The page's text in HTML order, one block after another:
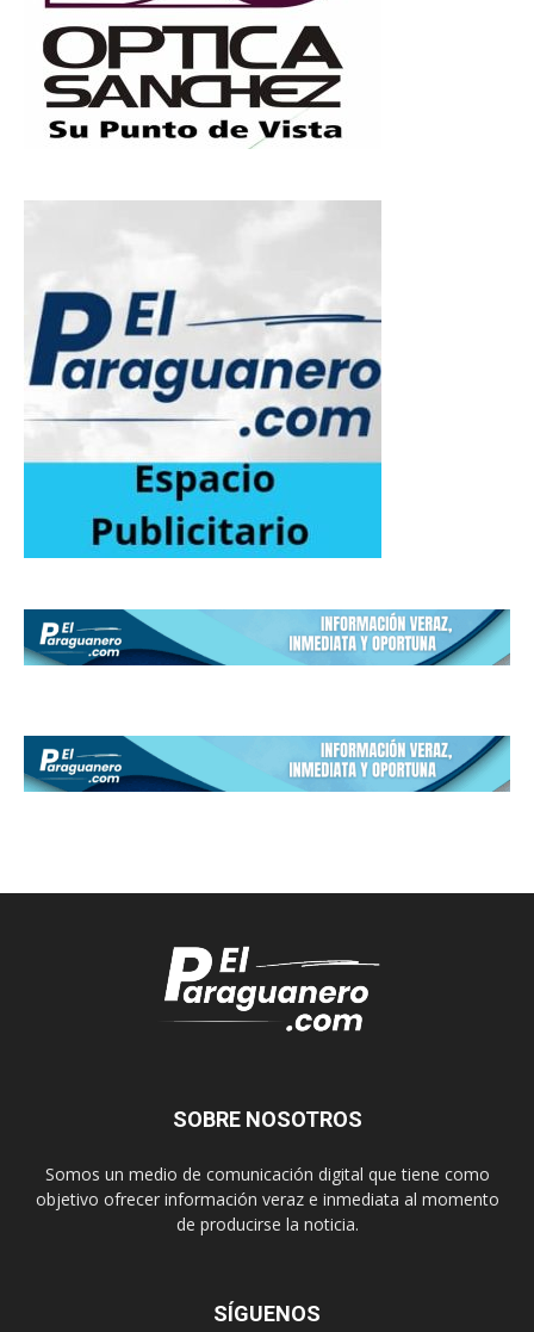
SOBRE NOSOTROS
Somos un medio de comunicación digital que tiene como
objetivo ofrecer información veraz e inmediata al momento
de producirse la noticia.
SÍGUENOS